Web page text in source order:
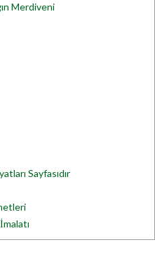
Merdiveni
Sayfasıdır